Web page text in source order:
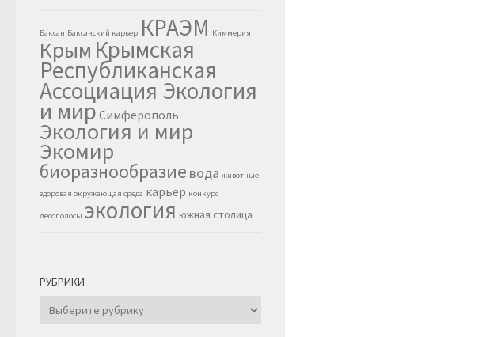
Баксан Баксанский карьер КРАЭМ Киммерия
Крым Крымская
Республиканская
Ассоциация Экология
и мир Симферополь
Экология и мир
Экомир
биоразнообразие вода животные
здоровая окружающая среда карьер конкурс
лесополосы экология южная столица
РУБРИКИ
Рубрики